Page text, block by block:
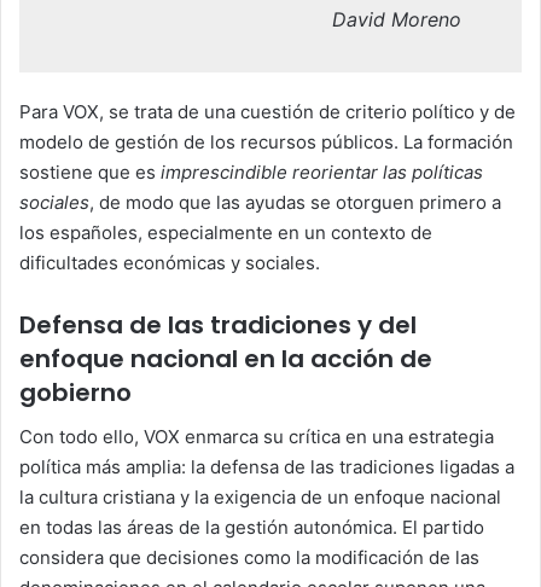
David Moreno
Para VOX, se trata de una cuestión de criterio político y de
modelo de gestión de los recursos públicos. La formación
sostiene que es imprescindible reorientar las políticas
sociales, de modo que las ayudas se otorguen primero a
los españoles, especialmente en un contexto de
dificultades económicas y sociales.
Defensa de las tradiciones y del
enfoque nacional en la acción de
gobierno
Con todo ello, VOX enmarca su crítica en una estrategia
política más amplia: la defensa de las tradiciones ligadas a
la cultura cristiana y la exigencia de un enfoque nacional
en todas las áreas de la gestión autonómica. El partido
considera que decisiones como la modificación de las